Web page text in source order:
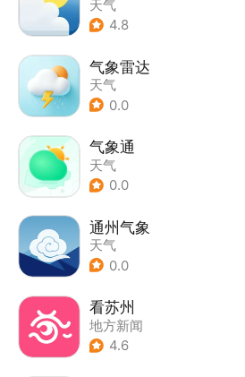
天气
4.8
气象雷达
天气
0.0
气象通
天气
0.0
通州气象
天气
0.0
看苏州
地方新闻
4.6